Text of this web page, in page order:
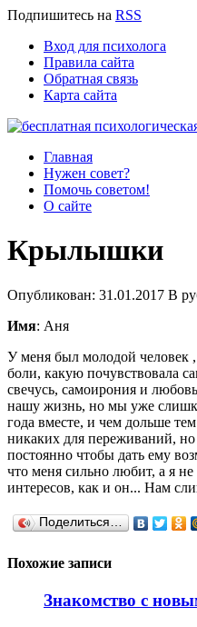
Подпишитесь на RSS
Вход для психолога
Правила сайта
Обратная связь
Карта сайта
Главная
Нужен совет?
Помочь советом!
О сайте
Крылышки
Опубликован: 31.01.2017 В
Имя: Аня
У меня был молодой человек
боли, какую почувствовала
свечусь, самоирония и
нашу жизнь, но мы уже
года вместе, и чем дольше
никаких для переживаний,
постоянно чтобы дать ему
что меня сильно любит, а я
интересов, как и он... Нам
Поделиться…
Похожие записи
Знакомство с